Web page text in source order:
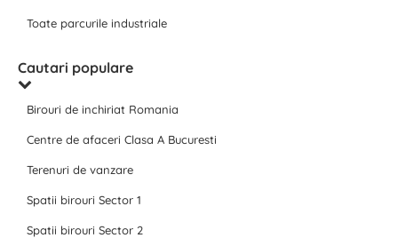
Toate parcurile industriale
Cautari populare
Birouri de inchiriat Romania
Centre de afaceri Clasa A Bucuresti
Terenuri de vanzare
Spatii birouri Sector 1
Spatii birouri Sector 2